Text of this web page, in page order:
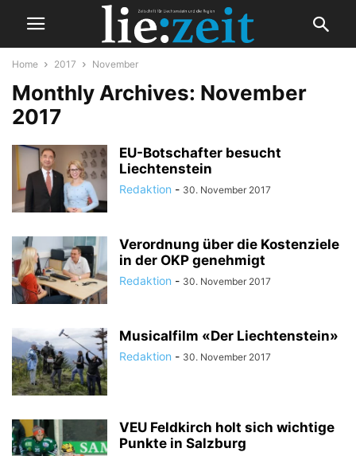
Home 2017 November
Monthly Archives: November
2017
EU-Botschafter besucht
Liechtenstein
Redaktion - 30. November 2017
Verordnung über die Kostenziele
in der OKP genehmigt
Redaktion - 30. November 2017
Musicalfilm «Der Liechtenstein»
Redaktion - 30. November 2017
VEU Feldkirch holt sich wichtige
Punkte in Salzburg